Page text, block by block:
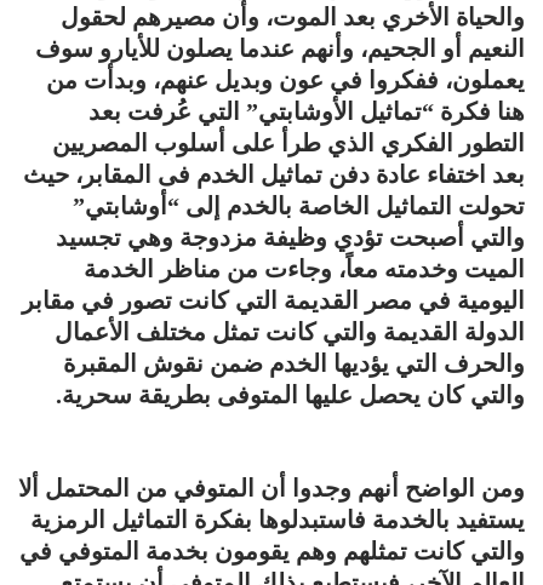
والحياة الأخري بعد الموت، وأن مصيرهم لحقول
النعيم أو الجحيم، وأنهم عندما يصلون للأيارو سوف
يعملون، ففكروا في عون وبديل عنهم، وبدأت من
هنا فكرة “تماثيل الأوشابتي” التي عُرفت بعد
التطور الفكري الذي طرأ على أسلوب المصريين
بعد اختفاء عادة دفن تماثيل الخدم فى المقابر، حيث
تحولت التماثيل الخاصة بالخدم إلى “أوشابتي”
والتي أصبحت تؤدي وظيفة مزدوجة وهي تجسيد
الميت وخدمته معاً، وجاءت من مناظر الخدمة
اليومية في مصر القديمة التي كانت تصور في مقابر
الدولة القديمة والتي كانت تمثل مختلف الأعمال
والحرف التي يؤديها الخدم ضمن نقوش المقبرة
والتي كان يحصل عليها المتوفى بطريقة سحرية.
ومن الواضح أنهم وجدوا أن المتوفي من المحتمل ألا
يستفيد بالخدمة فاستبدلوها بفكرة التماثيل الرمزية
والتي كانت تمثلهم وهم يقومون بخدمة المتوفي في